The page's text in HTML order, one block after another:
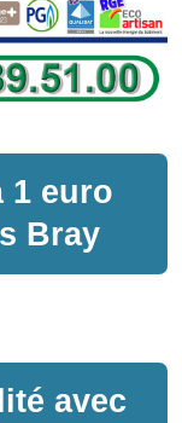
1 euro
Bray
avec